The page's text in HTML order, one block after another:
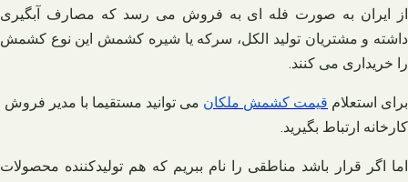
از ایران به صورت فله‌ ای به فروش می‌ رسد که مصارف آبگیری
داشته و مشتریان تولید الکل، سرکه یا شیره کشمش این نوع کشمش
را خریداری می‌ کنند.
برای استعلام قیمت کشمش ملکان می توانید مستقیما با مدیر فروش
کارخانه ارتباط بگیرید.
اما اگر قرار باشد مناطقی را نام ببریم که هم تولیدکننده محصولات